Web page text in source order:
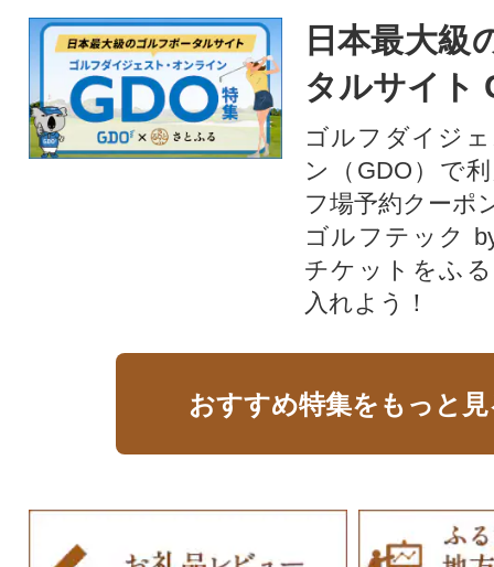
日本最大級
タルサイト
ゴルフダイジ
ン（GDO）で
フ場予約クーポ
ゴルフテック
チケットをふ
入れよう！
おすすめ特集をもっと